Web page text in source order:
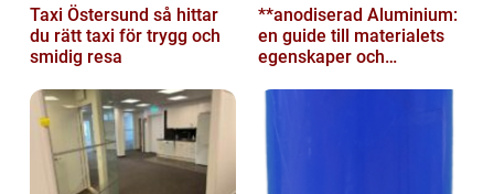
Taxi Östersund så hittar
du rätt taxi för trygg och
smidig resa
**anodiserad Aluminium:
en guide till materialets
egenskaper och